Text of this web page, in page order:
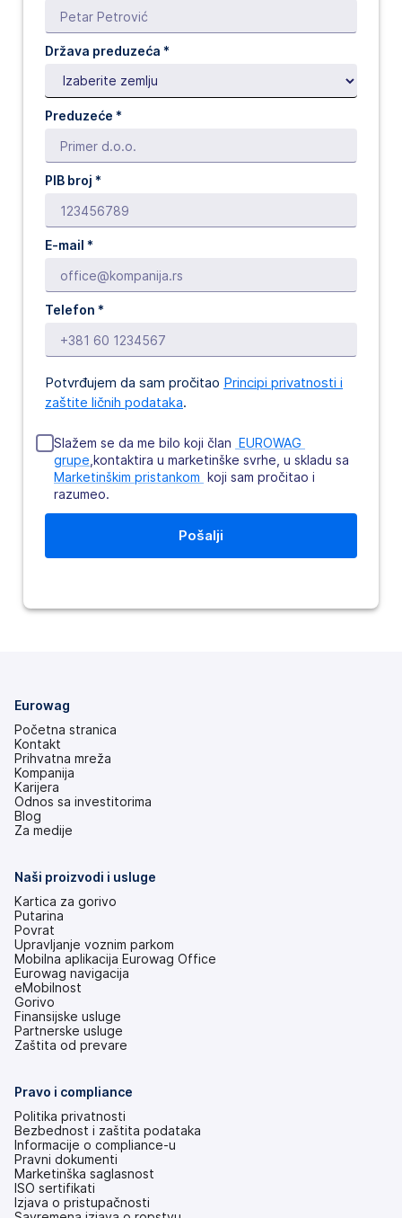
Država preduzeća *
Preduzeće *
PIB broj *
E-mail *
Telefon *
Potvrđujem da sam pročitao Principi privatnosti i
zaštite ličnih podataka.
Slažem se da me bilo koji član
EUROWAG
grupe,kontaktira u marketinške svrhe, u skladu sa
Marketinškim pristankom
koji sam pročitao i
razumeo.
Eurowag
Početna stranica
Kontakt
Prihvatna mreža
Kompanija
Karijera
Odnos sa investitorima
(otvara
se
kartice)
Blog
Za medije
Naši proizvodi i usluge
Kartica za gorivo
Putarina
Povrat
Upravljanje voznim parkom
Mobilna aplikacija Eurowag Office
Eurowag navigacija
eMobilnost
Gorivo
Finansijske usluge
Partnerske usluge
Zaštita od prevare
Pravo i compliance
Politika privatnosti
Bezbednost i zaštita podataka
Informacije o compliance-u
Pravni dokumenti
Marketinška saglasnost
ISO sertifikati
Izjava o pristupačnosti